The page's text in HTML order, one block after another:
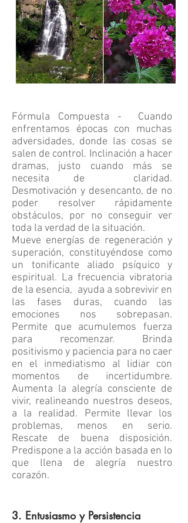
Fórmula Compuesta - Cuando
enfrentamos épocas con muchas
adversidades, donde las cosas se
salen de control. Inclinación a hacer
dramas, justo cuando más se
necesita de claridad.
Desmotivación y desencanto, de no
poder resolver rápidamente
obstáculos, por no conseguir ver
toda la verdad de la situación.
Mueve energías de regeneración y
superación, constituyéndose como
un tonificante aliado psíquico y
espiritual. La frecuencia vibratoria
de la esencia, ayuda a sobrevivir en
las fases duras, cuando las
emociones nos sobrepasan.
Permite que acumulemos fuerza
para recomenzar. Brinda
positivismo y paciencia para no caer
en el inmediatismo al lidiar con
momentos de incertidumbre.
Aumenta la alegría consciente de
vivir, realineando nuestros deseos,
a la realidad. Permite llevar los
problemas, menos en serio.
Rescate de buena disposición.
Predispone a la acción basada en lo
que llena de alegría nuestro
corazón.
3. Entusiasmo y Persistencia